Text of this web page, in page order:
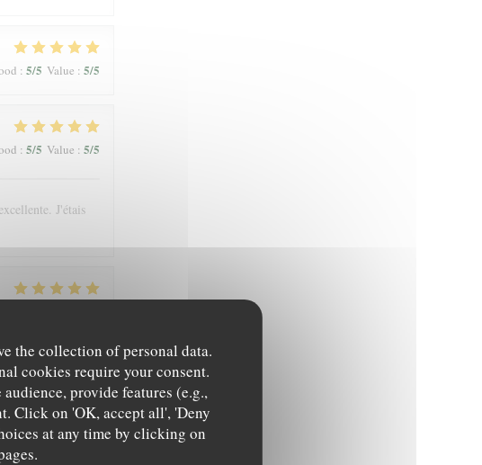
the collection of personal data.
cookies require your consent.
provide features (e.g.,
Click on 'OK, accept all', 'Deny
at any time by clicking on
: 5/5 Value : 5/5
: 5/5 Value : 5/5
J'étais
:5/5